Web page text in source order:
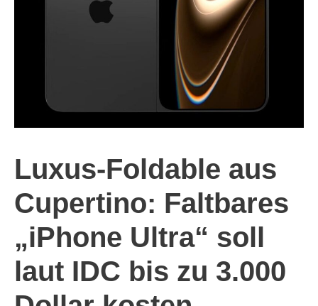
Luxus-Foldable aus
Cupertino: Faltbares
„iPhone Ultra“ soll
laut IDC bis zu 3.000